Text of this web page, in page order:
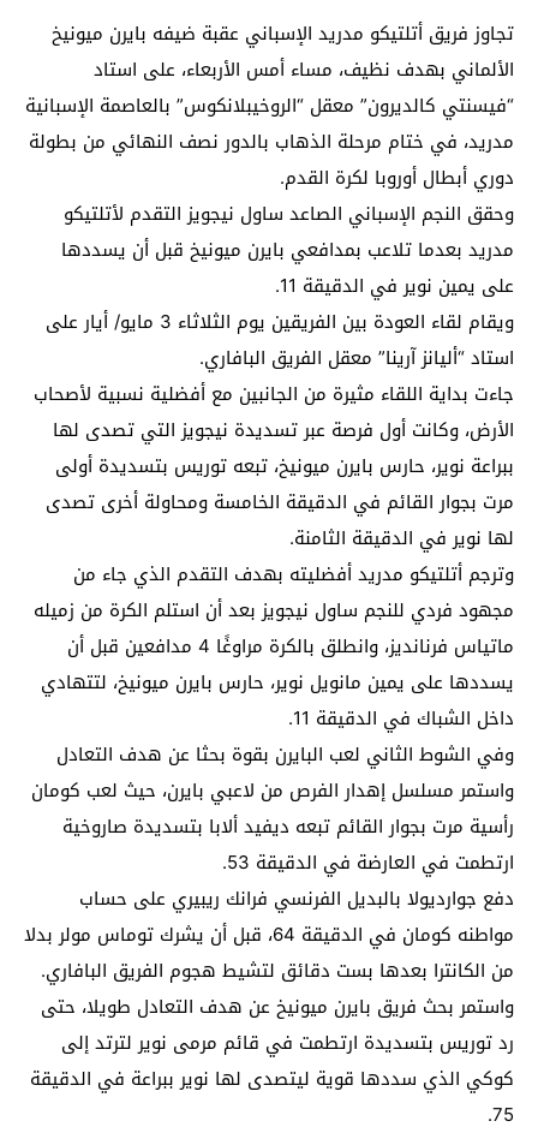
تجاوز فريق أتلتيكو مدريد الإسباني عقبة ضيفه بايرن ميونيخ
الألماني بهدف نظيف، مساء أمس الأربعاء، على استاد
“فيسنتي كالديرون” معقل “الروخيبلانكوس” بالعاصمة الإسبانية
مدريد، في ختام مرحلة الذهاب بالدور نصف النهائي من بطولة
دوري أبطال أوروبا لكرة القدم.
وحقق النجم الإسباني الصاعد ساول نيجويز التقدم لأتلتيكو
مدريد بعدما تلاعب بمدافعي بايرن ميونيخ قبل أن يسددها
على يمين نوير في الدقيقة 11.
ويقام لقاء العودة بين الفريقين يوم الثلاثاء 3 مايو/ أيار على
استاد “أليانز آرينا” معقل الفريق البافاري.
جاءت بداية اللقاء مثيرة من الجانبين مع أفضلية نسبية لأصحاب
الأرض، وكانت أول فرصة عبر تسديدة نيجويز التي تصدى لها
ببراعة نوير، حارس بايرن ميونيخ، تبعه توريس بتسديدة أولى
مرت بجوار القائم في الدقيقة الخامسة ومحاولة أخرى تصدى
لها نوير في الدقيقة الثامنة.
وترجم أتلتيكو مدريد أفضليته بهدف التقدم الذي جاء من
مجهود فردي للنجم ساول نيجويز بعد أن استلم الكرة من زميله
ماتياس فرنانديز، وانطلق بالكرة مراوغًا 4 مدافعين قبل أن
يسددها على يمين مانويل نوير، حارس بايرن ميونيخ، لتتهادي
داخل الشباك في الدقيقة 11.
وفي الشوط الثاني لعب البايرن بقوة بحثا عن هدف التعادل
واستمر مسلسل إهدار الفرص من لاعبي بايرن، حيث لعب كومان
رأسية مرت بجوار القائم تبعه ديفيد ألابا بتسديدة صاروخية
ارتطمت في العارضة في الدقيقة 53.
دفع جوارديولا بالبديل الفرنسي فرانك ريبيري على حساب
مواطنه كومان في الدقيقة 64، قبل أن يشرك توماس مولر بدلا
من الكانترا بعدها بست دقائق لتشيط هجوم الفريق البافاري.
واستمر بحث فريق بايرن ميونيخ عن هدف التعادل طويلا، حتى
رد توريس بتسديدة ارتطمت في قائم مرمى نوير لترتد إلى
كوكي الذي سددها قوية ليتصدى لها نوير ببراعة في الدقيقة
75.